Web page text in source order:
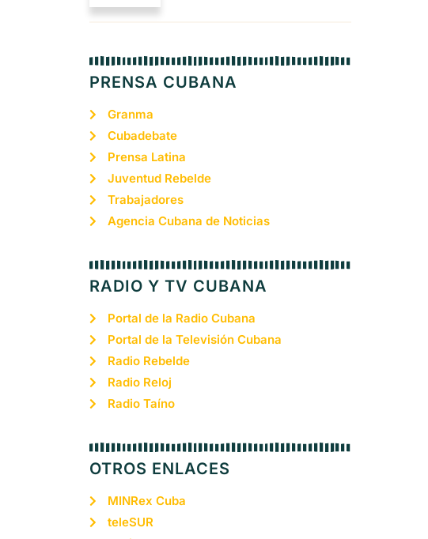
PRENSA CUBANA
Granma
Cubadebate
Prensa Latina
Juventud Rebelde
Trabajadores
Agencia Cubana de Noticias
RADIO Y TV CUBANA
Portal de la Radio Cubana
Portal de la Televisión Cubana
Radio Rebelde
Radio Reloj
Radio Taíno
OTROS ENLACES
MINRex Cuba
teleSUR